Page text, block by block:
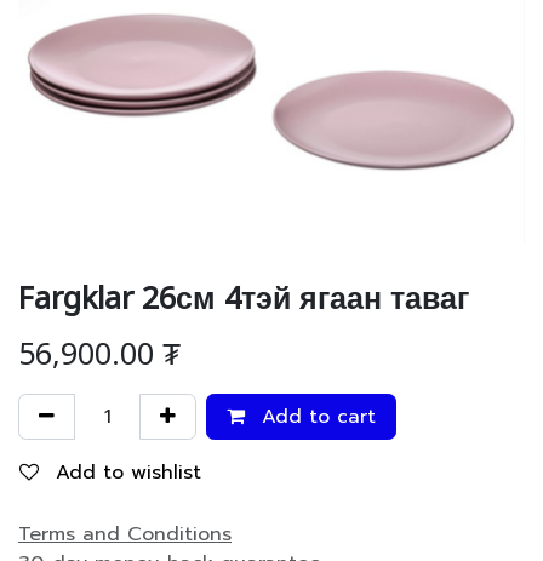
Fargklar 26см 4тэй ягаан таваг
56,900.00₮
Add to cart
Add to wishlist
Terms and Conditions